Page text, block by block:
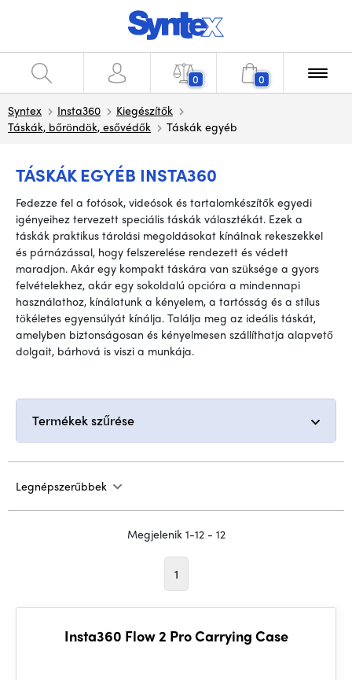
0 0
Syntex Insta360
Kiegészítők
Táskák, bőröndök, esővédők
Táskák egyéb
TÁSKÁK EGYÉB INSTA360
Fedezze fel a fotósok, videósok és tartalomkészítők egyedi
igényeihez tervezett speciális táskák választékát. Ezek a
táskák praktikus tárolási megoldásokat kínálnak rekeszekkel
és párnázással, hogy felszerelése rendezett és védett
maradjon. Akár egy kompakt táskára van szüksége a gyors
felvételekhez, akár egy sokoldalú opcióra a mindennapi
használathoz, kínálatunk a kényelem, a tartósság és a stílus
tökéletes egyensúlyát kínálja. Találja meg az ideális táskát,
amelyben biztonságosan és kényelmesen szállíthatja alapvető
dolgait, bárhová is viszi a munkája.
Termékek szűrése
Legnépszerűbbek
Megjelenik 1-12 - 12
1
Insta360 Flow 2 Pro Carrying Case